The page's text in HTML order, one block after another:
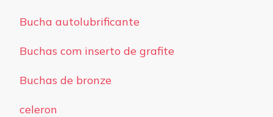
Bucha autolubrificante
Buchas com inserto de grafite
Buchas de bronze
celeron